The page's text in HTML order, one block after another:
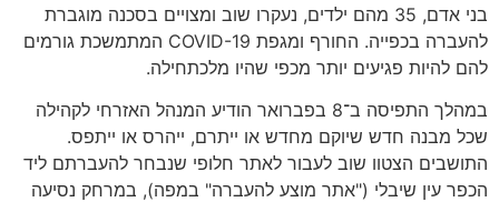
בני אדם, 35 מהם ילדים, נעקרו שוב ומצויים בסכנה מוגברת
להעברה בכפייה. החורף ומגפת COVID-19 המתמשכת גורמים
להם להיות פגיעים יותר מכפי שהיו מלכתחילה.
במהלך התפיסה ב־8 בפברואר הודיע המנהל האזרחי לקהילה
שכל מבנה חדש שיוקם מחדש או ייתרם, ייהרס או ייתפס.
התושבים הצטוו שוב לעבור לאתר חלופי שנבחר להעברתם ליד
הכפר עין שיבלי ("אתר מוצע להעברה" במפה), במרחק נסיעה